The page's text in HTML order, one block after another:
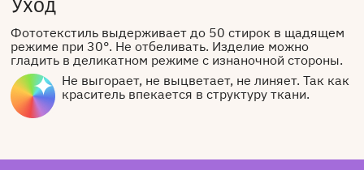
Уход
Фототекстиль выдерживает до 50 стирок в щадящем
режиме при 30°. Не отбеливать. Изделие можно
гладить в деликатном режиме с изнаночной стороны.
Не выгорает, не выцветает, не линяет. Так как
краситель впекается в структуру ткани.